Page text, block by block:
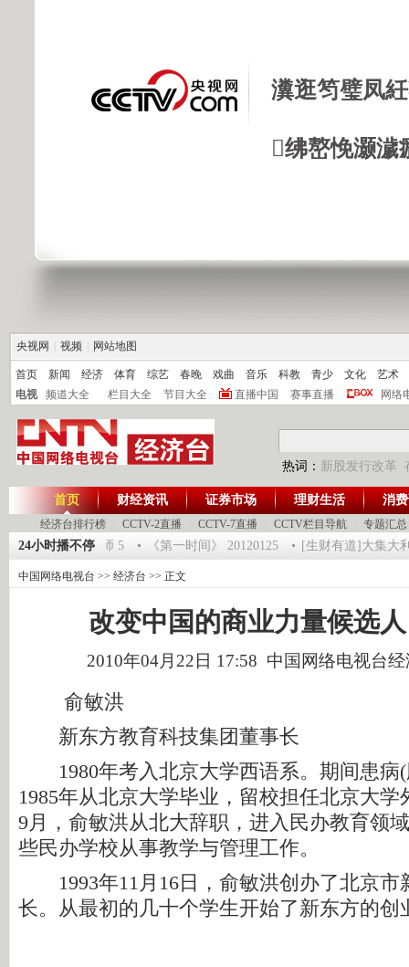
瀵逛笉璧凤
绋嶅悗灏
央视网 视频 网站地图
首页 新闻 经济 体育 综艺 春晚 戏曲 音乐 科教 青少 文化
艺术
电视
频道大全 栏目大全 节目大全 直播中国 赛事直播 网络
热词： 新股发行改革
首页
经济台排行榜 CCTV-2直播 CCTV-7直播 CCTV栏目导航 专题汇总
财经资讯 证券市场 理财生活 消
24小时播不停
2012-超级魔术师 5 《第一时间》 20120125 [生财有道]大集大利
中国网络电视台 >> 经济台 >> 正文
改变中国的商业力量候选
2010年04月22日 17:58 中国网络电视台
俞敏洪
新东方教育科技集团董事长
1980年考入北京大学西语系。期间患病(
1985年从北京大学毕业，留校担任北京大学
9月，俞敏洪从北大辞职，进入民办教育领
些民办学校从事教学与管理工作。
1993年11月16日，俞敏洪创办了北京市
长。从最初的几十个学生开始了新东方的创